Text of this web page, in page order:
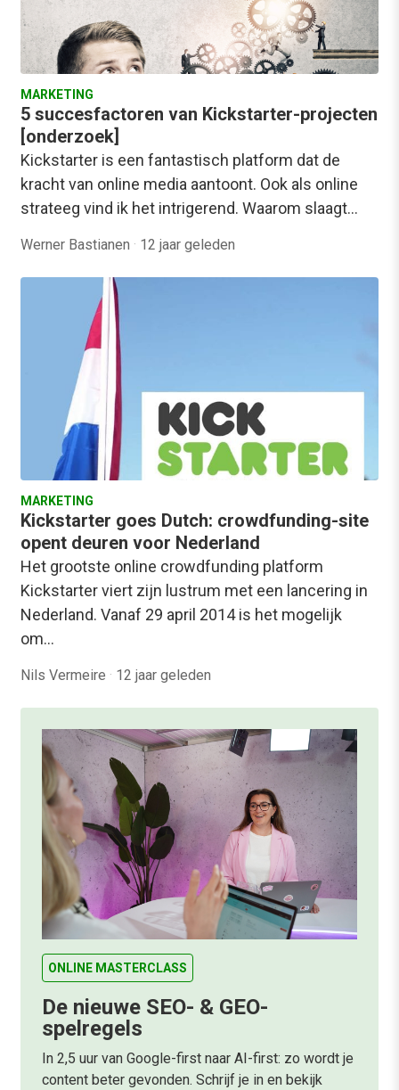
MARKETING
5 succesfactoren van Kickstarter-projecten
[onderzoek]
Kickstarter is een fantastisch platform dat de
kracht van online media aantoont. Ook als online
strateeg vind ik het intrigerend. Waarom slaagt…
Werner Bastianen · 12 jaar geleden
MARKETING
Kickstarter goes Dutch: crowdfunding-site
opent deuren voor Nederland
Het grootste online crowdfunding platform
Kickstarter viert zijn lustrum met een lancering in
Nederland. Vanaf 29 april 2014 is het mogelijk
om…
Nils Vermeire · 12 jaar geleden
ONLINE MASTERCLASS
De nieuwe SEO- & GEO-
spelregels
In 2,5 uur van Google-first naar AI-first: zo wordt je
content beter gevonden. Schrijf je in en bekijk